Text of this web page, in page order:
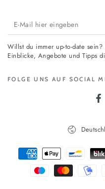
E-
Mail
hier
Willst du immer up-to-date
Einblicke, Angebote und Tipps
FOLGE UNS AUF SOCIAL
Zahlungsmöglichkeiten